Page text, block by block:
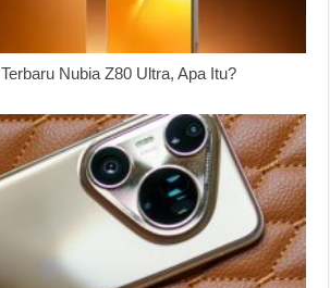
Nubia Z80 Ultra, Apa Itu?